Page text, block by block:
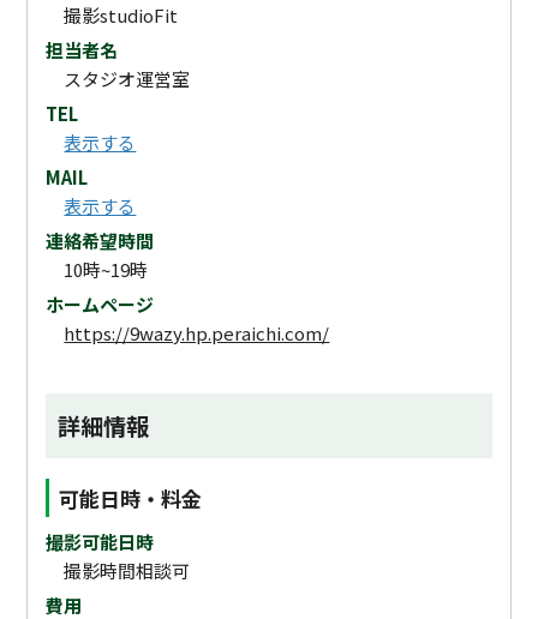
撮影studioFit
担当者名
スタジオ運営室
TEL
表示する
MAIL
表示する
連絡希望時間
10時~19時
ホームページ
https://9wazy.hp.peraichi.com/
詳細情報
可能日時・料金
撮影可能日時
撮影時間相談可
費用